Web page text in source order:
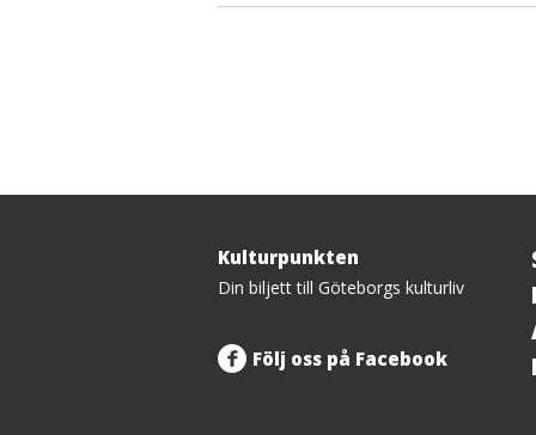
Tillbaka
upp
Kulturpunkten
Din biljett till Göteborgs kulturliv
Följ oss på Facebook